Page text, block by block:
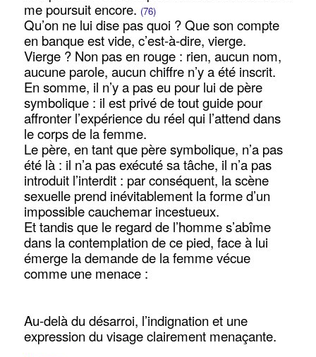
me poursuit encore. (76)
Qu’on ne lui dise pas quoi ? Que son compte
en banque est vide, c’est-à-dire, vierge.
Vierge ? Non pas en rouge : rien, aucun nom,
aucune parole, aucun chiffre n’y a été inscrit.
En somme, il n’y a pas eu pour lui de père
symbolique : il est privé de tout guide pour
affronter l’expérience du réel qui l’attend dans
le corps de la femme.
Le père, en tant que père symbolique, n’a pas
été là : il n’a pas exécuté sa tâche, il n’a pas
introduit l’interdit : par conséquent, la scène
sexuelle prend inévitablement la forme d’un
impossible cauchemar incestueux.
Et tandis que le regard de l’homme s’abîme
dans la contemplation de ce pied, face à lui
émerge la demande de la femme vécue
comme une menace :
Au-delà du désarroi, l’indignation et une
expression du visage clairement menaçante.